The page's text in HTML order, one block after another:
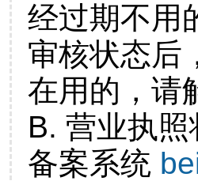
经过期不用
审核状态后
在用的，请
B. 营业执
备案系统